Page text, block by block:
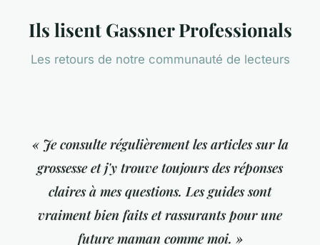
Ils lisent Gassner Professionals
Les retours de notre communauté de lecteurs
« Je consulte régulièrement les articles sur la
grossesse et j'y trouve toujours des réponses
claires à mes questions. Les guides sont
vraiment bien faits et rassurants pour une
future maman comme moi. »